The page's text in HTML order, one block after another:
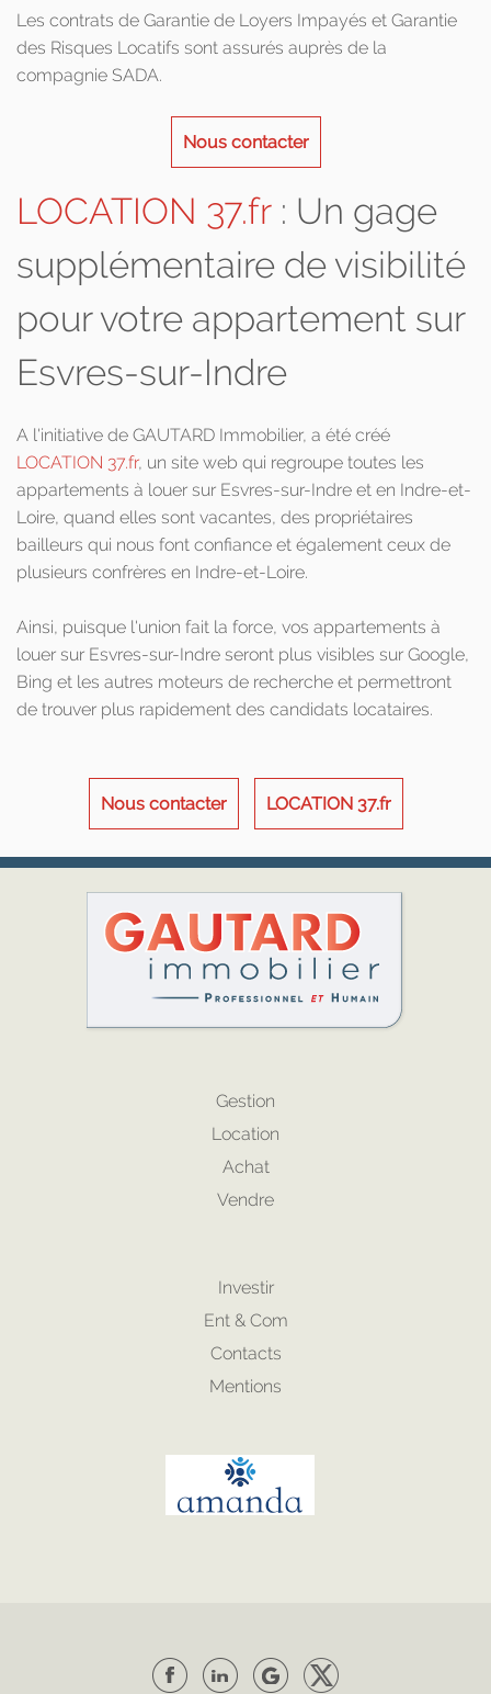
Les contrats de Garantie de Loyers Impayés et Garantie
des Risques Locatifs sont assurés auprès de la
compagnie SADA.
Nous contacter
LOCATION 37.fr : Un gage
supplémentaire de visibilité
pour votre appartement sur
Esvres-sur-Indre
A l'initiative de GAUTARD Immobilier, a été créé
LOCATION 37.fr, un site web qui regroupe toutes les
appartements à louer sur Esvres-sur-Indre et en Indre-et-
Loire, quand elles sont vacantes, des propriétaires
bailleurs qui nous font confiance et également ceux de
plusieurs confrères en Indre-et-Loire.
Ainsi, puisque l'union fait la force, vos appartements à
louer sur Esvres-sur-Indre seront plus visibles sur Google,
Bing et les autres moteurs de recherche et permettront
de trouver plus rapidement des candidats locataires.
Nous contacter LOCATION 37.fr
Gestion
Location
Achat
Vendre
Investir
Ent & Com
Contacts
Mentions